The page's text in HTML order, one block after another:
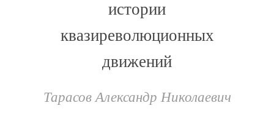
истории
квазиреволюционных
движений
Тарасов Александр Николаевич